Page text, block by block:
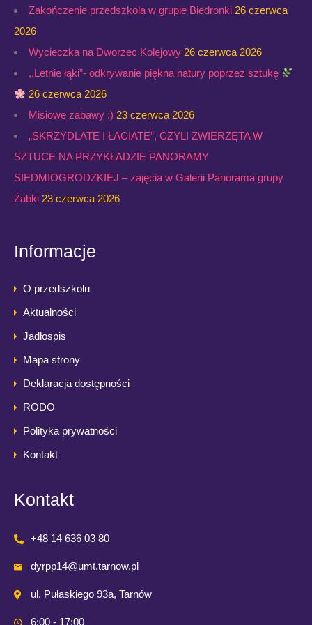
Zakończenie przedszkola w grupie Biedronki 26 czerwca
2026
Wycieczka na Dworzec Kolejowy 26 czerwca 2026
,,Letnie łąki”- odkrywanie piękna natury poprzez sztukę
26 czerwca 2026
Misiowe zabawy :) 23 czerwca 2026
„SKRZYDLATE I ŁACIATE”, CZYLI ZWIERZĘTA W
SZTUCE NA PRZYKŁADZIE PANORAMY
SIEDMIOGRODZKIEJ – zajęcia w Galerii Panorama grupy
Żabki 23 czerwca 2026
Informacje
O przedszkolu
Aktualności
Jadłospis
Mapa strony
Deklaracja dostępności
RODO
Polityka prywatności
Kontakt
Kontakt
+48 14 636 03 80
dyrpp14@umt.tarnow.pl
ul. Pułaskiego 93a, Tarnów
6:00 - 17:00